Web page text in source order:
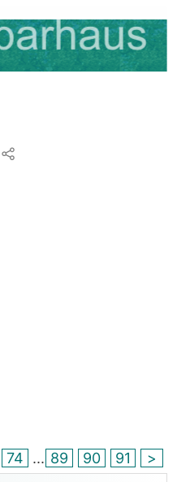
74 ... 89 90 91 >